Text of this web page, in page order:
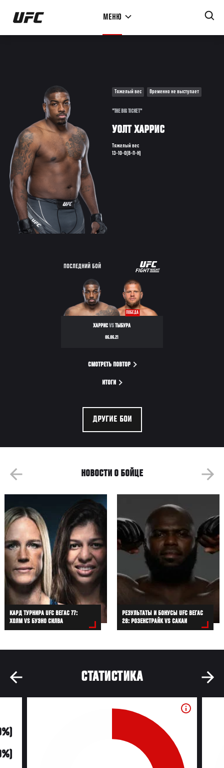
Перейти
основному
МЕНЮ
Тяжелый вес Временно не выступает
"THE BIG TICKET"
УОЛТ ХАРРИС
Тяжелый вес
13-10-0(В-П-Н)
ПОСЛЕДНИЙ БОЙ
UFC
FIGHT
NIGHT
ПОБЕДА
ХАРРИСVSТЫБУРА
06.06.21
СМОТРЕТЬ ПОВТОР
ИТОГИ
ДРУГИЕ БОИ
НОВОСТИ О БОЙЦЕ
КАРД ТУРНИРА UFC ВЕГАС 77:
ХОЛМ VS БУЭНО СИЛВА
РЕЗУЛЬТАТЫ И БОНУСЫ UFC ВЕГАС
28: РОЗЕНСТРАЙК VS САКАИ
СТАТИСТИКА